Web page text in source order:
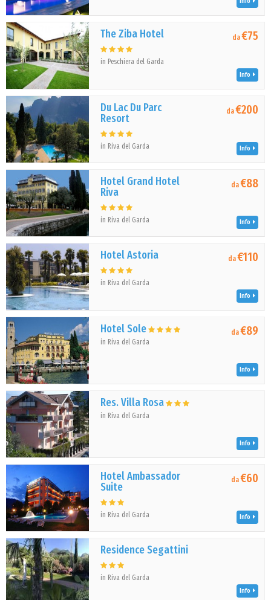
The Ziba Hotel
in Peschiera del Garda
da€75
Info
Du Lac Du Parc
Resort
in Riva del Garda
da€200
Info
Hotel Grand Hotel
Riva
in Riva del Garda
da€88
Info
Hotel Astoria
in Riva del Garda
da€110
Info
Hotel Sole
in Riva del Garda
da€89
Info
Res. Villa Rosa
in Riva del Garda
Info
Hotel Ambassador
Suite
in Riva del Garda
da€60
Info
Residence Segattini
in Riva del Garda
Info